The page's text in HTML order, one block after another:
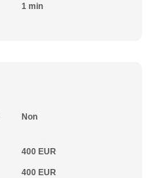
1 min
Non
400 EUR
400 EUR